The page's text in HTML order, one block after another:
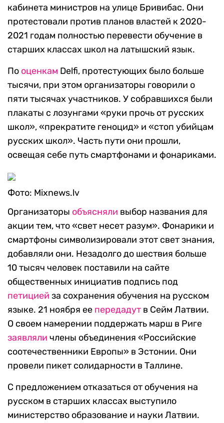
кабинета министров на улице Бривибас. Они
протестовали против планов властей к 2020-
2021 годам полностью перевести обучение в
старших классах школ на латышский язык.
По оценкам Delfi, протестующих было больше
тысячи, при этом организаторы говорили о
пяти тысячах участников. У собравшихся были
плакаты с лозунгами «руки прочь от русских
школ», «прекратите геноцид» и «стоп убийцам
русских школ». Часть пути они прошли,
освещая себе путь смартфонами и фонариками.
Фото: Mixnews.lv
Организаторы объясняли выбор названия для
акции тем, что «свет несет разум». Фонарики и
смартфоны символизировали этот свет знания,
добавляли они. Незадолго до шествия больше
10 тысяч человек поставили на сайте
общественных инициатив подпись под
петицией за сохранения обучения на русском
языке. 21 ноября ее передадут в Сейм Латвии.
О своем намерении поддержать марш в Риге
заявляли члены объединения «Российские
соотечественники Европы» в Эстонии. Они
провели пикет солидарности в Таллине.
С предложением отказаться от обучения на
русском в старших классах выступило
министерство образование и науки Латвии.